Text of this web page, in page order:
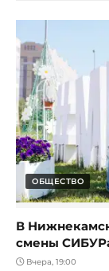
ОБЩЕСТВО
В
смены
Вчера, 19:00